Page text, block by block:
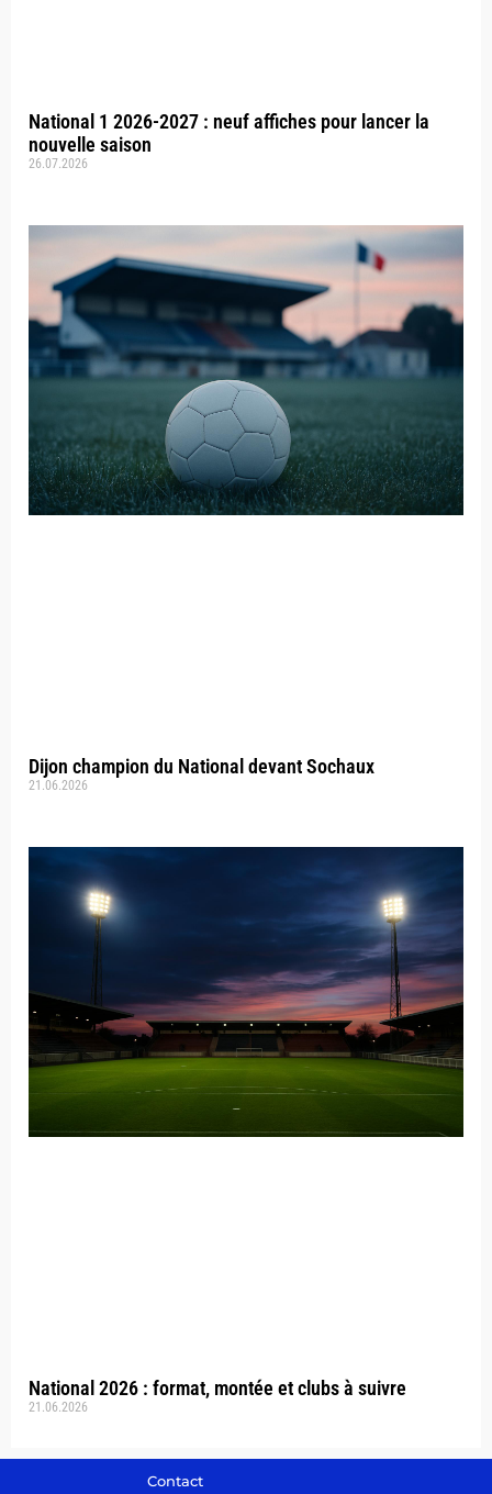
National 1 2026-2027 : neuf affiches pour lancer la
nouvelle saison
26.07.2026
Dijon champion du National devant Sochaux
21.06.2026
National 2026 : format, montée et clubs à suivre
21.06.2026
Contact